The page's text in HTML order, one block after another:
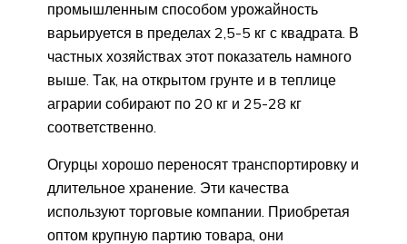
промышленным способом урожайность
варьируется в пределах 2,5-5 кг с квадрата. В
частных хозяйствах этот показатель намного
выше. Так, на открытом грунте и в теплице
аграрии собирают по 20 кг и 25-28 кг
соответственно.
Огурцы хорошо переносят транспортировку и
длительное хранение. Эти качества
используют торговые компании. Приобретая
оптом крупную партию товара, они